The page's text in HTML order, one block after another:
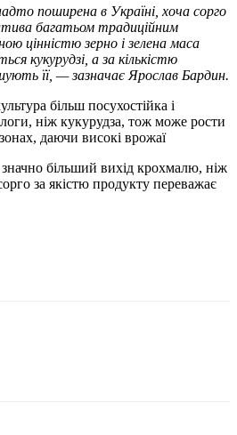
поширена в Україні, хоча сорго
багатьом традиційним
цінністю зерно і зелена маса
кукурудзі, а за кількістю
її, — зазначає Ярослав Бардин.
більш посухостійка і
ніж кукурудза, тож може рости
даючи високі врожаї
значно більший вихід крохмалю, ніж
за якістю продукту переважає